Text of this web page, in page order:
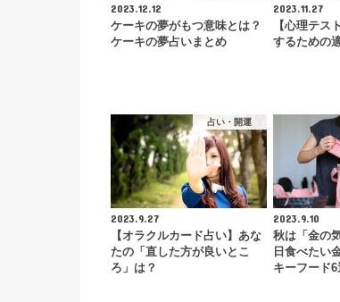
2023.12.12
ケーキの夢がもつ意味とは？
ケーキの夢占いまとめ
2023.11.27
【心理テス
するための
占い・開運
2023.9.27
【オラクルカード占い】あな
たの「直した方が良いとこ
ろ」は？
2023.9.10
秋は「金の
日食べたい
キーフード6